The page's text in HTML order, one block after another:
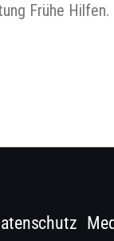
Frühe Hilfen.